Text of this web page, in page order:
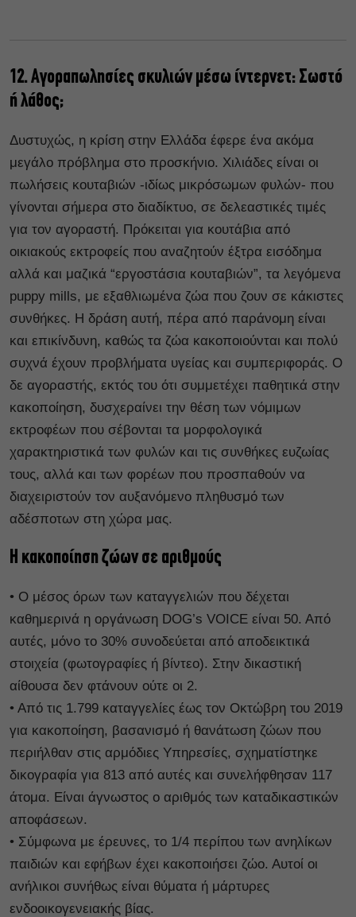
12. Αγοραπωλησίες σκυλιών μέσω ίντερνετ: Σωστό
ή λάθος;
Δυστυχώς, η κρίση στην Ελλάδα έφερε ένα ακόμα
μεγάλο πρόβλημα στο προσκήνιο. Χιλιάδες είναι οι
πωλήσεις κουταβιών -ιδίως μικρόσωμων φυλών- που
γίνονται σήμερα στο διαδίκτυο, σε δελεαστικές τιμές
για τον αγοραστή. Πρόκειται για κουτάβια από
οικιακούς εκτροφείς που αναζητούν έξτρα εισόδημα
αλλά και μαζικά “εργοστάσια κουταβιών”, τα λεγόμενα
puppy mills, με εξαθλιωμένα ζώα που ζουν σε κάκιστες
συνθήκες. Η δράση αυτή, πέρα από παράνομη είναι
και επικίνδυνη, καθώς τα ζώα κακοποιούνται και πολύ
συχνά έχουν προβλήματα υγείας και συμπεριφοράς. Ο
δε αγοραστής, εκτός του ότι συμμετέχει παθητικά στην
κακοποίηση, δυσχεραίνει την θέση των νόμιμων
εκτροφέων που σέβονται τα μορφολογικά
χαρακτηριστικά των φυλών και τις συνθήκες ευζωίας
τους, αλλά και των φορέων που προσπαθούν να
διαχειριστούν τον αυξανόμενο πληθυσμό των
αδέσποτων στη χώρα μας.
Η κακοποίηση ζώων σε αριθμούς
• Ο μέσος όρων των καταγγελιών που δέχεται
καθημερινά η οργάνωση DOG’s VOICE είναι 50. Από
αυτές, μόνο το 30% συνοδεύεται από αποδεικτικά
στοιχεία (φωτογραφίες ή βίντεο). Στην δικαστική
αίθουσα δεν φτάνουν ούτε οι 2.
• Από τις 1.799 καταγγελίες έως τον Οκτώβρη του 2019
για κακοποίηση, βασανισμό ή θανάτωση ζώων που
περιήλθαν στις αρμόδιες Υπηρεσίες, σχηματίστηκε
δικογραφία για 813 από αυτές και συνελήφθησαν 117
άτομα. Είναι άγνωστος ο αριθμός των καταδικαστικών
αποφάσεων.
• Σύμφωνα με έρευνες, το 1/4 περίπου των ανηλίκων
παιδιών και εφήβων έχει κακοποιήσει ζώο. Αυτοί οι
ανήλικοι συνήθως είναι θύματα ή μάρτυρες
ενδοοικογενειακής βίας.